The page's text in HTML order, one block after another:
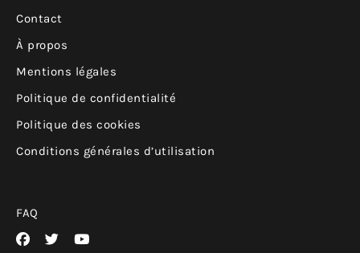
Contact
À propos
Mentions légales
Politique de confidentialité
Politique des cookies
Conditions générales d’utilisation
FAQ